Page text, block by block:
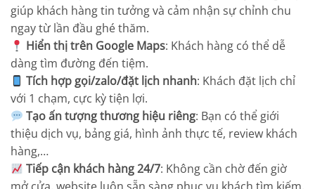
giúp khách hàng tin tưởng và cảm nhận sự chỉnh chu
ngay từ lần đầu ghé thăm.
Hiển thị trên Google Maps: Khách hàng có thể dễ
dàng tìm đường đến tiệm.
Tích hợp gọi/zalo/đặt lịch nhanh: Khách đặt lịch chỉ
với 1 chạm, cực kỳ tiện lợi.
Tạo ấn tượng thương hiệu riêng: Bạn có thể giới
thiệu dịch vụ, bảng giá, hình ảnh thực tế, review khách
hàng,…
Tiếp cận khách hàng 24/7: Không cần chờ đến giờ